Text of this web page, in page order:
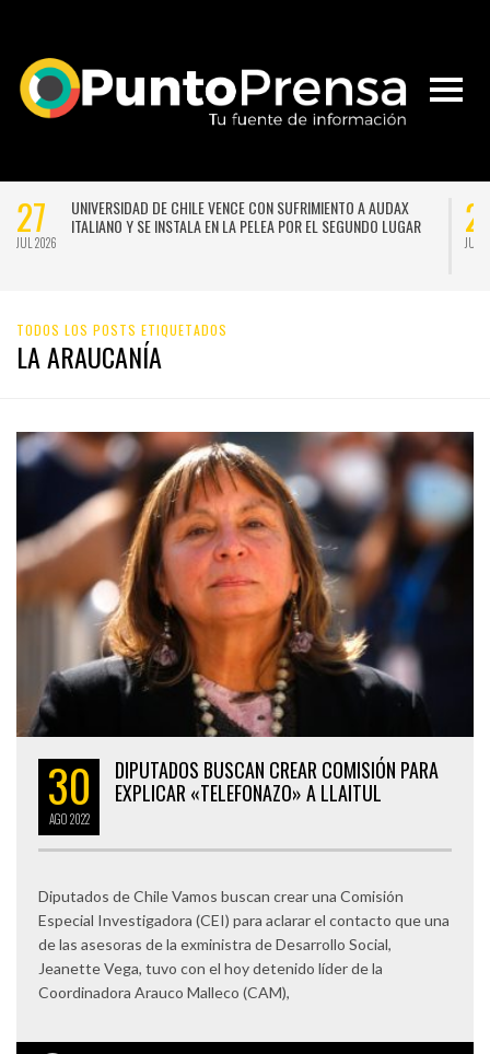
27
JUL 2026
UNIVERSIDAD DE CHILE VENCE CON SUFRIMIENTO A AUDAX
ITALIANO Y SE INSTALA EN LA PELEA POR EL SEGUNDO LUGAR
JUL
TODOS LOS POSTS ETIQUETADOS
LA ARAUCANÍA
30
AGO2022
DIPUTADOS BUSCAN CREAR COMISIÓN PARA
EXPLICAR «TELEFONAZO» A LLAITUL
Diputados de Chile Vamos buscan crear una Comisión
Especial Investigadora (CEI) para aclarar el contacto que una
de las asesoras de la exministra de Desarrollo Social,
Jeanette Vega, tuvo con el hoy detenido líder de la
Coordinadora Arauco Malleco (CAM),